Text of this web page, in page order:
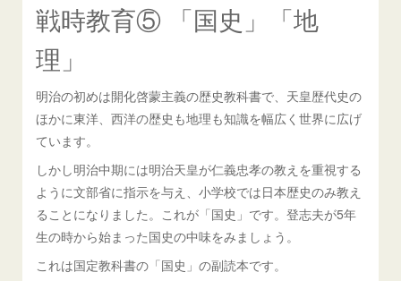
戦時教育⑤ 「国史」「地
理」
明治の初めは開化啓蒙主義の歴史教科書で、天皇歴代史の
ほかに東洋、西洋の歴史も地理も知識を幅広く世界に広げ
ています。
しかし明治中期には明治天皇が仁義忠孝の教えを重視する
ように文部省に指示を与え、小学校では日本歴史のみ教え
ることになりました。これが「国史」です。登志夫が5年
生の時から始まった国史の中味をみましょう。
これは国定教科書の「国史」の副読本です。